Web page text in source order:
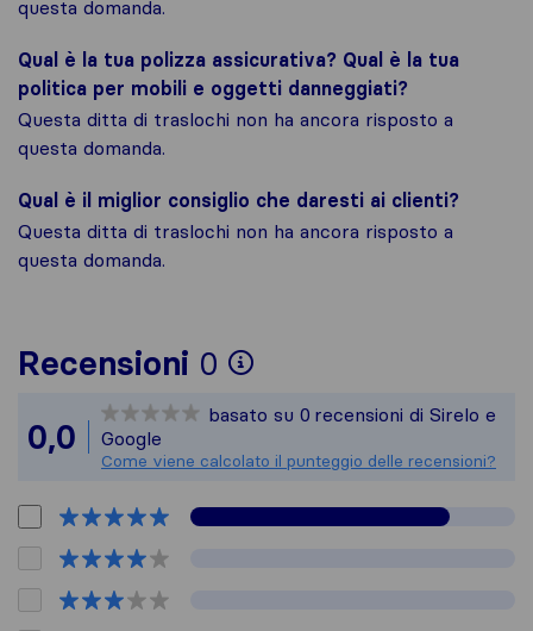
questa domanda.
Qual è la tua polizza assicurativa? Qual è la tua
politica per mobili e oggetti danneggiati?
Questa ditta di traslochi non ha ancora risposto a
questa domanda.
Qual è il miglior consiglio che daresti ai clienti?
Questa ditta di traslochi non ha ancora risposto a
questa domanda.
Recensioni 0
Per avere un
Tutte le recensioni
0,0
basato su 0 recensioni di Sirelo e
Google
Come viene calcolato il punteggio delle recensioni?